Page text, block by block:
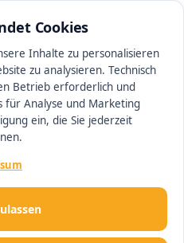
Cookies
Inhalte zu personalisieren
zu analysieren. Technisch
Betrieb erforderlich und
für Analyse und Marketing
ein, die Sie jederzeit